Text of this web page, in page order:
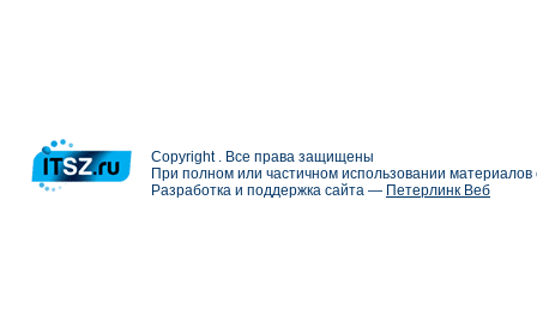
Copyright . Все права защищены
При полном или частичном использовании
Разработка и поддержка сайта — Петерлинк Веб